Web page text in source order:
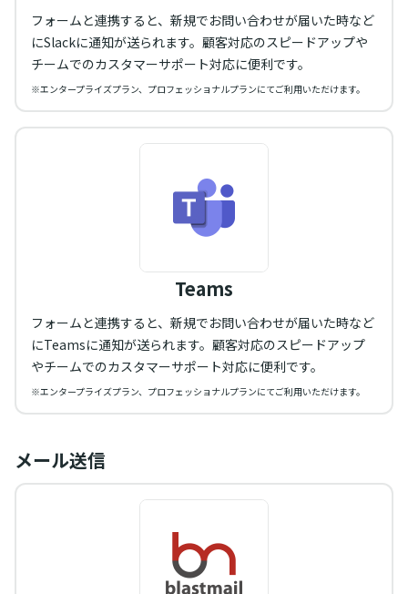
フォームと連携すると、新規でお問い合わせが届いた時など
にSlackに通知が送られます。顧客対応のスピードアップや
チームでのカスタマーサポート対応に便利です。
※エンタープライズプラン、プロフェッショナルプランにてご利用いただけます。
Teams
フォームと連携すると、新規でお問い合わせが届いた時など
にTeamsに通知が送られます。顧客対応のスピードアップ
やチームでのカスタマーサポート対応に便利です。
※エンタープライズプラン、プロフェッショナルプランにてご利用いただけます。
メール送信